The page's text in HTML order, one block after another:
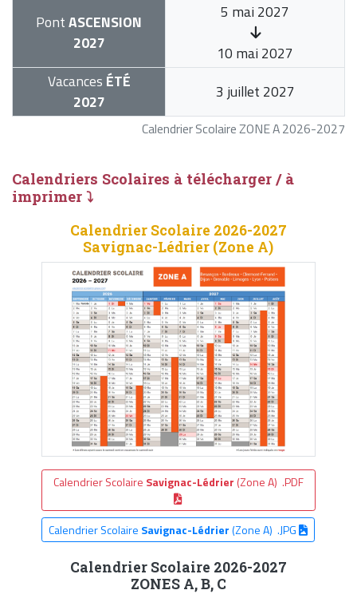
Calendrier Scolaire ZONE A 2026-2027
PontASCENSION
2027
5 mai 2027
10 mai 2027
Vacances ÉTÉ
2027
3 juillet 2027
Calendriers Scolaires à télécharger / à
imprimer ⤵
Calendrier Scolaire 2026-2027
Savignac-Lédrier (Zone A)
Calendrier Scolaire Savignac-Lédrier (Zone A) .PDF
Calendrier Scolaire Savignac-Lédrier(Zone A) .JPG
Calendrier Scolaire 2026-2027
ZONES A, B, C